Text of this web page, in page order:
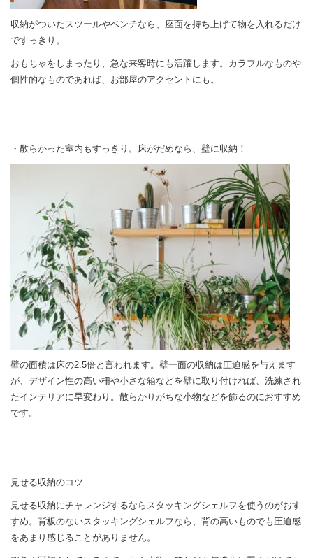
収納がついたスツールやベンチなら、座面を持ち上げて物を入れるだけ
ですっきり。
おもちゃをしまったり、急な来客時にも活躍します。カラフルなものや
個性的なものであれば、お部屋のアクセントにも。
・散らかった室内もすっきり。床がだめなら、壁に収納！
壁の面積は床の2.5倍と言われます。壁一面の収納は圧迫感を与えます
が、デザイン性の高い柵や小さな箱などを壁に取り付ければ、洗練され
たインテリアに早変わり。散らかりがちな小物などを飾るのにおすすめ
です。
見せる収納のコツ
見せる収納にチャレンジするならスタッキングシェルフを使うのがおす
すめ。背板のないスタッキングシェルフなら、背の高いものでも圧迫感
をあまり感じることがありません。